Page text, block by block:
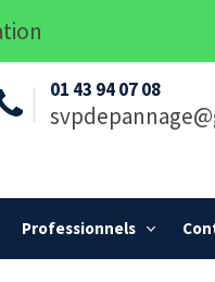
01 43 94 07 08
Professionnels